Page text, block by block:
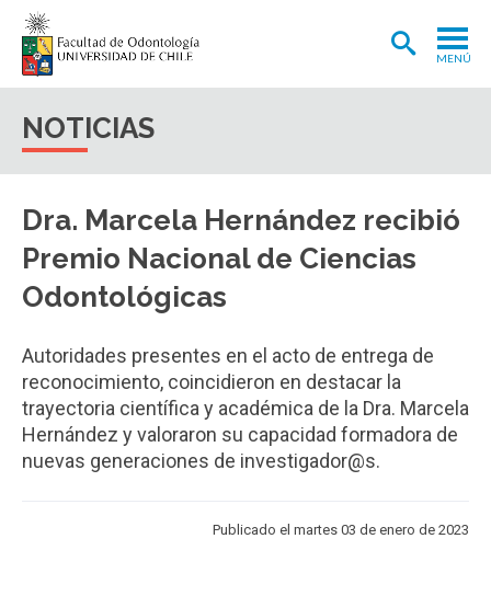
MENÚ
CLÍNICA ODONTOLÓGICA
BIBLIOTECA
FACULTAD
NOTICIAS
Dra. Marcela Hernández recibió
Premio Nacional de Ciencias
Odontológicas
Autoridades presentes en el acto de entrega de
reconocimiento, coincidieron en destacar la
trayectoria científica y académica de la Dra. Marcela
Hernández y valoraron su capacidad formadora de
nuevas generaciones de investigador@s.
Publicado el martes 03 de enero de 2023